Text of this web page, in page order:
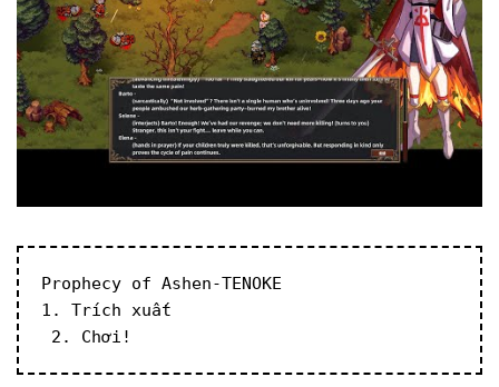
Prophecy of Ashen-TENOKE
1. Trích xuất
2. Chơi!